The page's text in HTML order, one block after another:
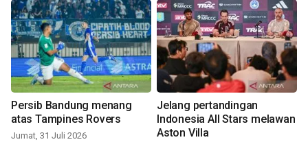
Persib Bandung menang
atas Tampines Rovers
Jumat, 31 Juli 2026
Jelang pertandingan
Indonesia All Stars melawan
Aston Villa